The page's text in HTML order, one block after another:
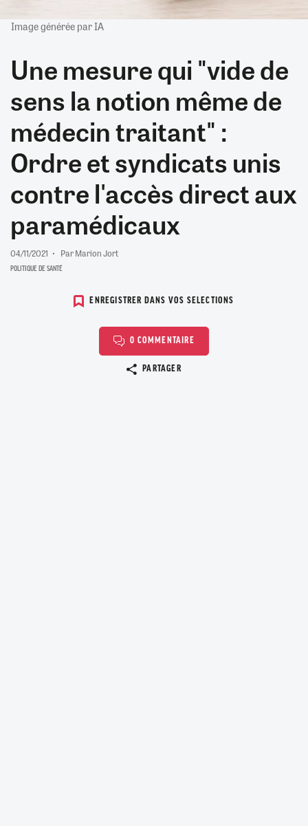
Image générée par IA
Une mesure qui "vide de
sens la notion même de
médecin traitant" :
Ordre et syndicats unis
contre l'accès direct aux
paramédicaux
04/11/2021 Par Marion Jort
POLITIQUE DE SANTÉ
ENREGISTRER DANS VOS SELECTIONS
0 COMMENTAIRE
PARTAGER